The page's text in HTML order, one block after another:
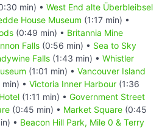
min) • West End alte Überbleibsel
House Museum (1:17 min) •
(0:49 min) • Britannia Mine
Falls (0:56 min) • Sea to Sky
Falls (1:43 min) • Whistler
(1:01 min) • Vancouver Island
• Victoria Inner Harbour (1:36
(1:11 min) • Government Street
(0:45 min) • Market Square (0:45
• Beacon Hill Park, Mile 0 & Terry